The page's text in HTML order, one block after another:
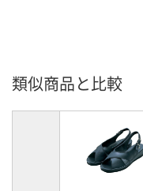
類似商品と比較